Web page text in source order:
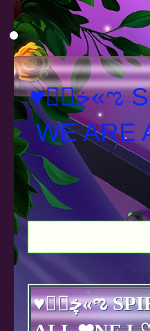
♥ڿڰۣ«ಌ SPIRITUELLE Я Ξ √ Ω L U T ↑ ☼ N - Forum -
WE
♥ڿڰۣ«ಌ SPIRITUELLE Я Ξ √ Ω L U T ↑ ☼ N - Forum - WE ARE